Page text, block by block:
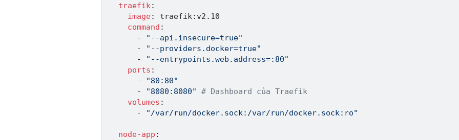
traefik:
image: traefik: v2.10
command :
-
"--api.insecure=true"
-
"--providers.docker=true"
-
"--entrypoints.web.address=:80"
ports :
-
"80:80"
-
"8080:8080"
# Dashboard của Traefik
volumes :
-
"/var/run/docker.sock:/var/run/docker.sock:ro"
node-app :